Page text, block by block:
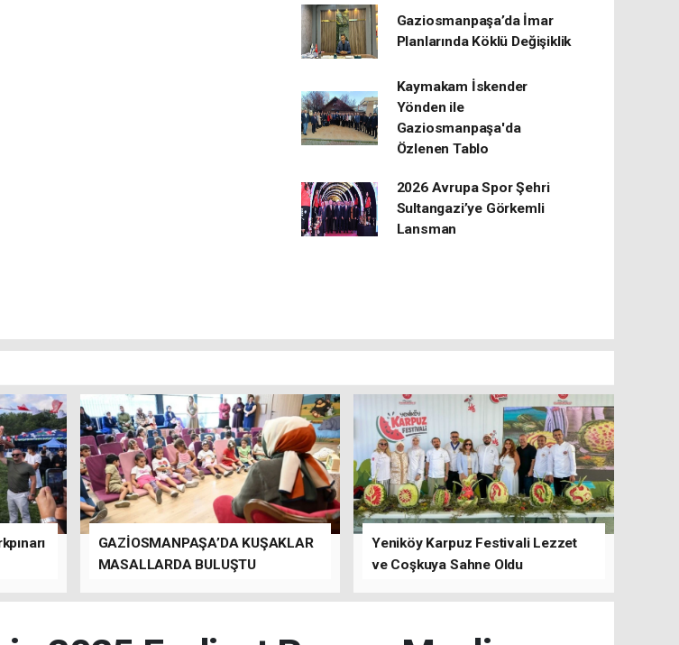
Gaziosmanpaşa’da İmar
Planlarında Köklü Değişiklik
Kaymakam İskender
Yönden ile
Gaziosmanpaşa'da
Özlenen Tablo
2026 Avrupa Spor Şehri
Sultangazi’ye Görkemli
Lansman
GAZİOSMANPAŞA’DA KUŞAKLAR
MASALLARDA BULUŞTU
Yeniköy Karpuz Festivali Lezzet
ve Coşkuya Sahne Oldu